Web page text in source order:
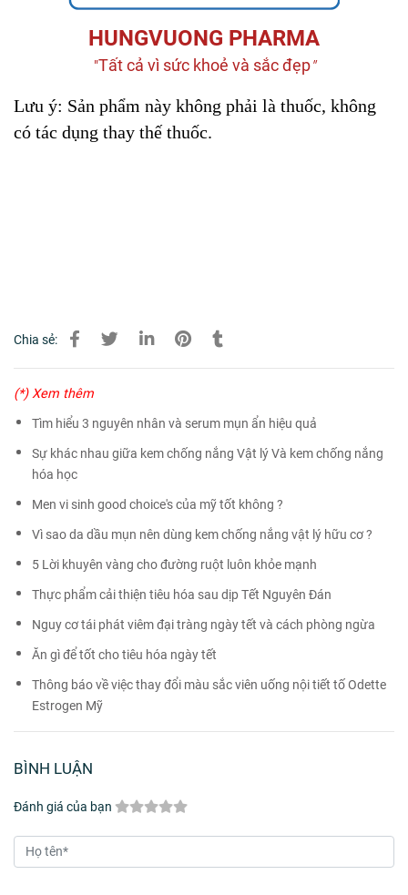
HUNGVUONG PHARMA
"Tất cả vì sức khoẻ và sắc đẹp"
Lưu ý: Sản phẩm này không phải là thuốc, không
có tác dụng thay thế thuốc.
Chia sẻ:
(*) Xem thêm
Tìm hiểu 3 nguyên nhân và serum mụn ẩn hiệu quả
Sự khác nhau giữa kem chống nắng Vật lý Và kem chống nắng
hóa học
Men vi sinh good choice's của mỹ tốt không ?
Vì sao da dầu mụn nên dùng kem chống nắng vật lý hữu cơ ?
5 Lời khuyên vàng cho đường ruột luôn khỏe mạnh
Thực phẩm cải thiện tiêu hóa sau dịp Tết Nguyên Đán
Nguy cơ tái phát viêm đại tràng ngày tết và cách phòng ngừa
Ăn gì để tốt cho tiêu hóa ngày tết
Thông báo về việc thay đổi màu sắc viên uống nội tiết tố Odette
Estrogen Mỹ
BÌNH LUẬN
Đánh giá của bạn